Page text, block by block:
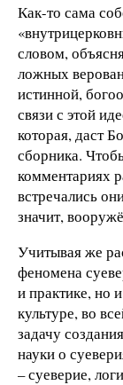
Как-то сама
словом,
ложных
истинной,
связи с этой
которая, даст
сборника.
комментариях
встречались
значит,
Учитывая же
феномена
и практике, но
культуре, во
задачу
науки о
– суеверие,